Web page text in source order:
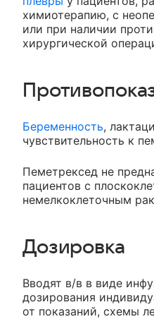
химиотерапию, с
или при наличии
хирургической
Беременность,
чувствительность к
Пеметрексед не
пациентов с
немелкоклеточным
Дозировка
Вводят в/в в виде
дозирования
от показаний, схемы